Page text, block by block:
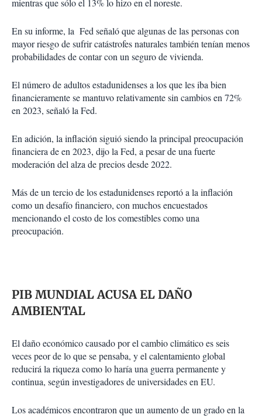
mientras que sólo el 13% lo hizo en el noreste.
En su informe, la Fed señaló que algunas de las personas con
mayor riesgo de sufrir catástrofes naturales también tenían menos
probabilidades de contar con un seguro de vivienda.
El número de adultos estadunidenses a los que les iba bien
financieramente se mantuvo relativamente sin cambios en 72%
en 2023, señaló la Fed.
En adición, la inflación siguió siendo la principal preocupación
financiera de en 2023, dijo la Fed, a pesar de una fuerte
moderación del alza de precios desde 2022.
Más de un tercio de los estadunidenses reportó a la inflación
como un desafío financiero, con muchos encuestados
mencionando el costo de los comestibles como una
preocupación.
PIB MUNDIAL ACUSA EL DAÑO
AMBIENTAL
El daño económico causado por el cambio climático es seis
veces peor de lo que se pensaba, y el calentamiento global
reducirá la riqueza como lo haría una guerra permanente y
continua, según investigadores de universidades en EU.
Los académicos encontraron que un aumento de un grado en la